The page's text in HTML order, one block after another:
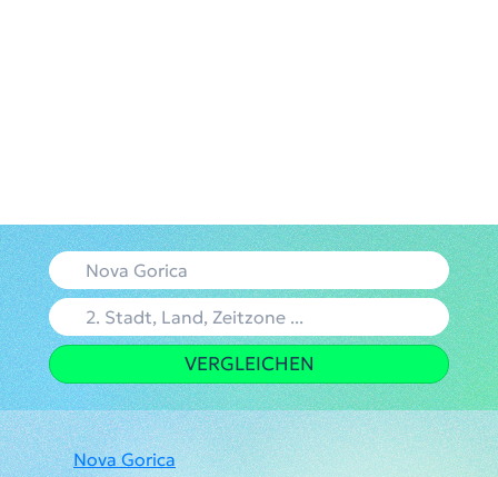
VERGLEICHEN
Nova Gorica